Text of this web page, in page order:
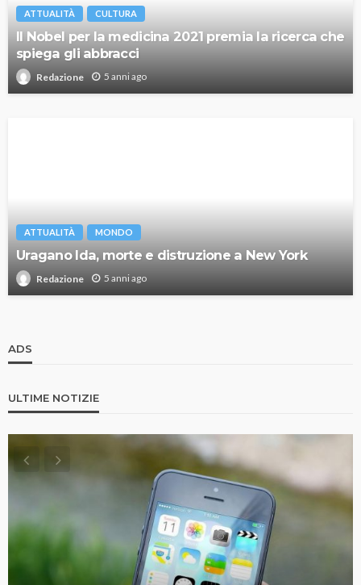
ATTUALITÀ CULTURA
Il Nobel per la medicina 2021 premia la ricerca che
spiega gli abbracci
Redazione 5 anni ago
ATTUALITÀ MONDO
Uragano Ida, morte e distruzione a New York
Redazione 5 anni ago
ADS
ULTIME NOTIZIE